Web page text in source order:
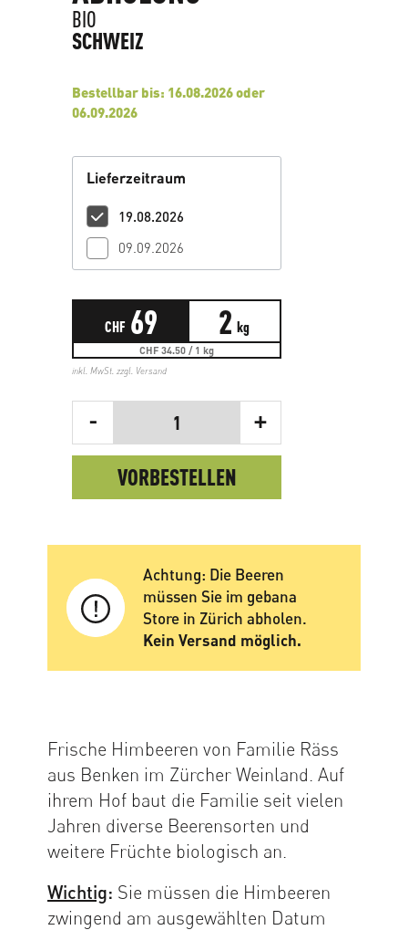
BIO
SCHWEIZ
Bestellbar bis: 16.08.2026 oder
06.09.2026
Lieferzeitraum
19.08.2026
09.09.2026
CHF 69 2 kg
CHF 34.50 / 1 kg
inkl. MwSt. zzgl. Versand
- 1 +
VORBESTELLEN
Achtung: Die Beeren
müssen Sie im gebana
Store in Zürich abholen.
Kein Versand möglich.
Frische Himbeeren von Familie Räss
aus Benken im Zürcher Weinland. Auf
ihrem Hof baut die Familie seit vielen
Jahren diverse Beerensorten und
weitere Früchte biologisch an.
Wichtig: Sie müssen die Himbeeren
zwingend am ausgewählten Datum